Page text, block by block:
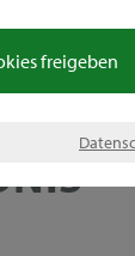
freigeben